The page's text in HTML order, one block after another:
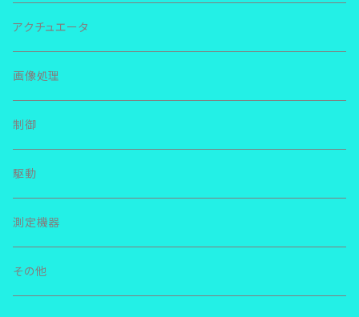
ＲＳＲ
ＳＲＳ
ＨＲＷ
ＩＫＯ リニアウェイ
ＬＷＬ
ＬＷＥＳ
ＮＳＫ リニアガイド
ＬＥ
ＬＨ
その他
ＴＨＫ
ＮＳＫ
その他
アクチュエータ
画像処理
制御
駆動
測定機器
その他